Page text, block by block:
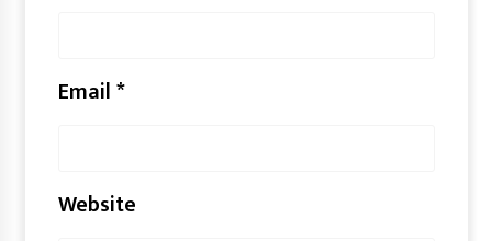
Email*
Website